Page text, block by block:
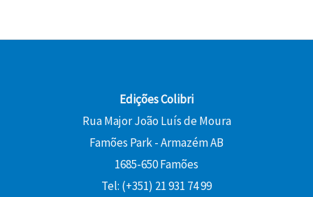
Edições Colibri
Rua Major João Luís de Moura
Famões Park - Armazém AB
1685-650 Famões
Tel: (+351) 21 931 74 99